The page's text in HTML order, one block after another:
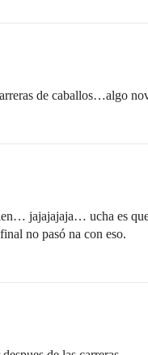
de caballos…algo
jajajajaja… ucha es
no pasó na con eso.